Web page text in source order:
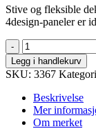
Stive og fleksible
4design-paneler er
Wave
P37,5
antall
Legg i handlekurv
SKU: 3367
Beskrivelse
Mer
Om merket